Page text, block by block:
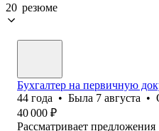
20 резюме
Бухгалтер на первичную
44 года • Была 7 августа •
40 000 ₽
Рассматривает предложения